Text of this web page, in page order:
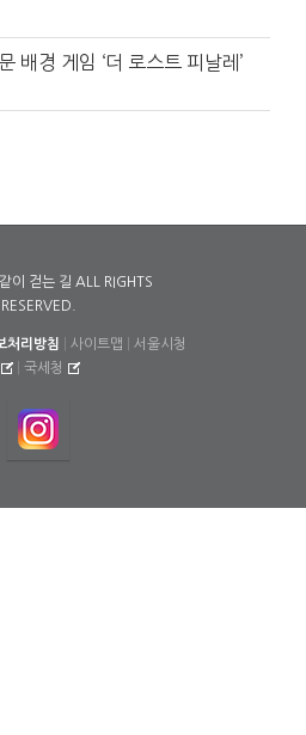
배경 게임 ‘더 로스트 피날레’
이 걷는 길 ALL RIGHTS
RESERVED.
처리방침 사이트맵
서울시청
국세청